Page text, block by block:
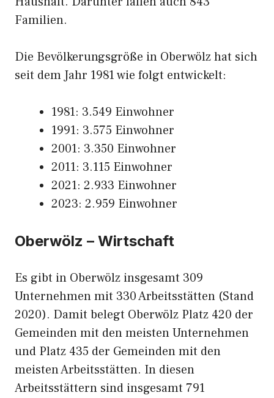
Familien.
Die Bevölkerungsgröße in Oberwölz hat sich
seit dem Jahr 1981 wie folgt entwickelt:
1981: 3.549 Einwohner
1991: 3.575 Einwohner
2001: 3.350 Einwohner
2011: 3.115 Einwohner
2021: 2.933 Einwohner
2023: 2.959 Einwohner
Oberwölz – Wirtschaft
Es gibt in Oberwölz insgesamt 309
Unternehmen mit 330 Arbeitsstätten (Stand
2020). Damit belegt Oberwölz Platz 420 der
Gemeinden mit den meisten Unternehmen
und Platz 435 der Gemeinden mit den
meisten Arbeitsstätten. In diesen
Arbeitsstättern sind insgesamt 791